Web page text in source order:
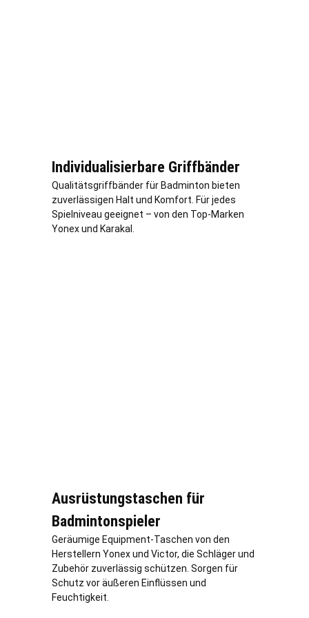
Individualisierbare Griffbänder
Qualitätsgriffbänder für Badminton bieten
zuverlässigen Halt und Komfort. Für jedes
Spielniveau geeignet – von den Top-Marken
Yonex und Karakal.
Ausrüstungstaschen für
Badmintonspieler
Geräumige Equipment-Taschen von den
Herstellern Yonex und Victor, die Schläger und
Zubehör zuverlässig schützen. Sorgen für
Schutz vor äußeren Einflüssen und
Feuchtigkeit.